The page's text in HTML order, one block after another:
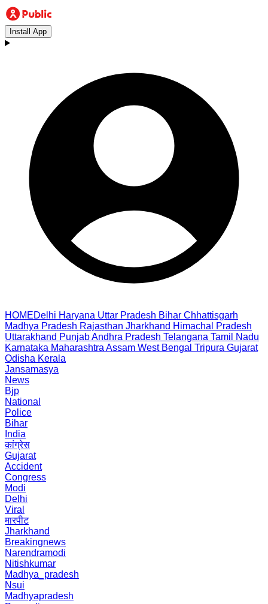
Install App
HOMEDelhi Haryana Uttar Pradesh Bihar Chhattisgarh
Madhya Pradesh Rajasthan Jharkhand Himachal Pradesh
Uttarakhand PunjabAndhra Pradesh Telangana Tamil Nadu
Karnataka Maharashtra Assam West Bengal Tripura Gujarat
Odisha Kerala
Jansamasya
News
Bjp
National
Police
Bihar
India
कांग्रेस
Gujarat
Accident
Congress
Modi
Delhi
Viral
मारपीट
Jharkhand
Breakingnews
Narendramodi
Nitishkumar
Madhya_pradesh
Nsui
Madhyapradesh